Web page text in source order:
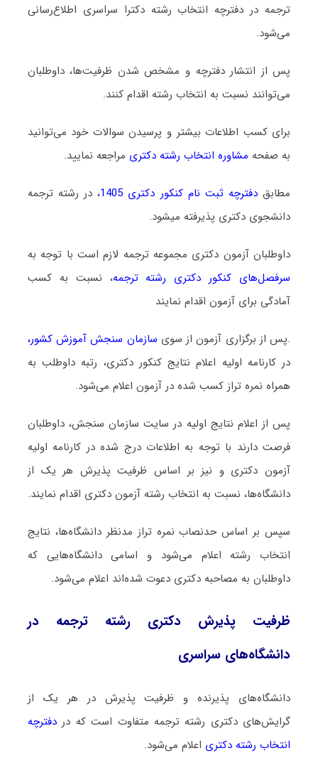
ﺗﺮﺟﻤﻪ در دفترچه انتخاب رشته دکترا سراسری اطلاع‌رسانی
می‌شود.
پس از انتشار دفترچه و مشخص شدن ظرفیت‌ها، داوطلبان
می‌توانند نسبت به انتخاب رشته اقدام کنند.
برای کسب اطلاعات بیشتر و پرسیدن سوالات خود می‌توانید
به صفحه مشاوره انتخاب رشته دکتری مراجعه نمایید.
مطابقدفترچه ثبت نام کنکور دکتری 1405
، در رشته ﺗﺮﺟﻤﻪ
دانشجوی دکتری پذیرفته میشود.
داوطلبان آزمون دکتری مجموعه ﺗﺮﺟﻤﻪ لازم است با توجه به
سرفصل‌های کنکور دکتری رشته ﺗﺮﺟﻤﻪ، نسبت به کسب
آمادگی برای آزمون اقدام نمایند
.پس از برگزاری آزمون از سوی سازمان سنجش آموزش کشور،
در کارنامه اولیه اعلام نتایج کنکور دکتری، رتبه داوطلب به
همراه نمره تراز کسب شده در آزمون اعلام می‌شود.
پس از اعلام نتایج اولیه در سایت سازمان سنجش، داوطلبان
فرصت دارند با توجه به اطلاعات درج شده در کارنامه اولیه
آزمون دکتری و نیز بر اساس ظرفیت پذیرش هر یک از
دانشگاه‌ها، نسبت به انتخاب رشته آزمون دکتری اقدام نمایند.
سپس بر اساس حدنصاب نمره تراز مدنظر دانشگاه‌ها، نتایج
انتخاب رشته اعلام می‌شود و اسامی دانشگاه‌هایی که
داوطلبان به مصاحبه دکتری دعوت شده‌اند اعلام می‌شود.
ظرفیت پذیرش دکتری رشته ﺗﺮﺟﻤﻪ در
دانشگاه‌های سراسری
دانشگاه‌های پذیرنده و ظرفیت پذیرش در هر یک از
گرایش‌های دکتری رشته ﺗﺮﺟﻤﻪ متفاوت است که دردفترچه
انتخاب رشته دکتری اعلام می‌شود.